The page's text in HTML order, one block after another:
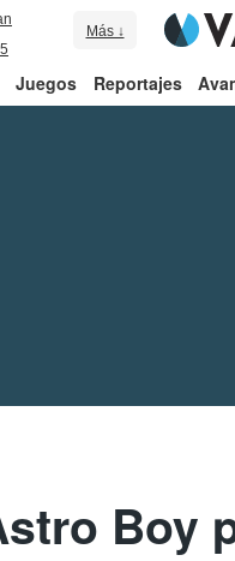
Más ↓
Juegos Reportajes
Boy